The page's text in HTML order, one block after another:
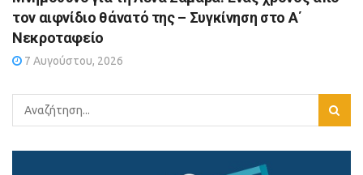
τον αιφνίδιο θάνατό της – Συγκίνηση στο Α΄
Νεκροταφείο
7 Αυγούστου, 2026